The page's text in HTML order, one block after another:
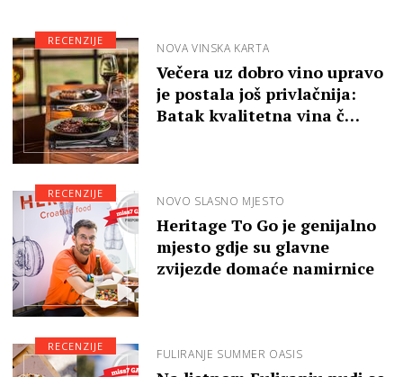
NOVA VINSKA KARTA
Večera uz dobro vino upravo
je postala još privlačnija:
Batak kvalitetna vina č…
RECENZIJE
NOVO SLASNO MJESTO
Heritage To Go je genijalno
mjesto gdje su glavne
zvijezde domaće namirnice
RECENZIJE
FULIRANJE SUMMER OASIS
RECENZIJE